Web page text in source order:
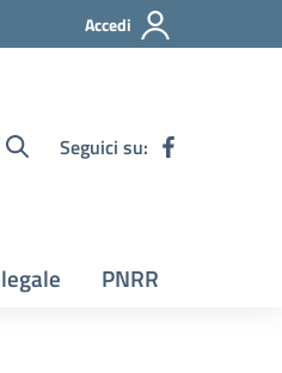
Accedi
Seguici su:
PNRR